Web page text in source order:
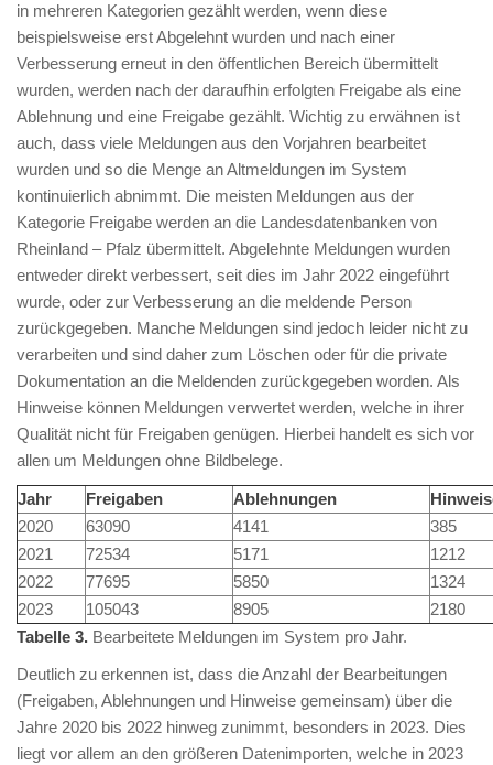
in mehreren Kategorien gezählt werden, wenn diese
beispielsweise erst Abgelehnt wurden und nach einer
Verbesserung erneut in den öffentlichen Bereich übermittelt
wurden, werden nach der daraufhin erfolgten Freigabe als eine
Ablehnung und eine Freigabe gezählt. Wichtig zu erwähnen ist
auch, dass viele Meldungen aus den Vorjahren bearbeitet
wurden und so die Menge an Altmeldungen im System
kontinuierlich abnimmt. Die meisten Meldungen aus der
Kategorie Freigabe werden an die Landesdatenbanken von
Rheinland – Pfalz übermittelt. Abgelehnte Meldungen wurden
entweder direkt verbessert, seit dies im Jahr 2022 eingeführt
wurde, oder zur Verbesserung an die meldende Person
zurückgegeben. Manche Meldungen sind jedoch leider nicht zu
verarbeiten und sind daher zum Löschen oder für die private
Dokumentation an die Meldenden zurückgegeben worden. Als
Hinweise können Meldungen verwertet werden, welche in ihrer
Qualität nicht für Freigaben genügen. Hierbei handelt es sich vor
allen um Meldungen ohne Bildbelege.
Jahr Freigaben Ablehnungen
2020
63090 4141
385
2021
72534 5171
1212
2022
77695 5850
1324
2023
105043 8905
2180
Tabelle 3. Bearbeitete Meldungen im System pro Jahr.
Deutlich zu erkennen ist, dass die Anzahl der Bearbeitungen
(Freigaben, Ablehnungen und Hinweise gemeinsam) über die
Jahre 2020 bis 2022 hinweg zunimmt, besonders in 2023. Dies
liegt vor allem an den größeren Datenimporten, welche in 2023